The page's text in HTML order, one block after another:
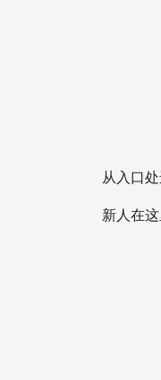
从入口处
新人在这